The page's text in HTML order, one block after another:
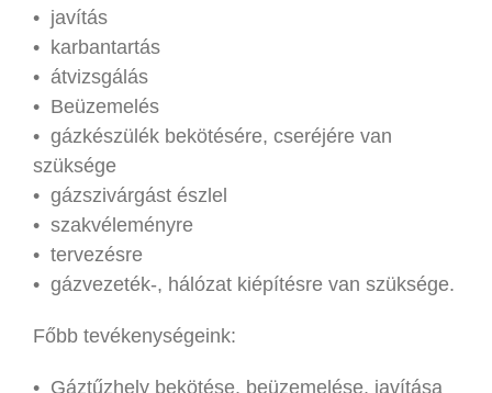
• javítás
• karbantartás
• átvizsgálás
• Beüzemelés
• gázkészülék bekötésére, cseréjére van
szüksége
• gázszivárgást észlel
• szakvéleményre
• tervezésre
• gázvezeték-, hálózat kiépítésre van szüksége.
Főbb tevékenységeink:
• Gáztűzhely bekötése, beüzemelése, javítása